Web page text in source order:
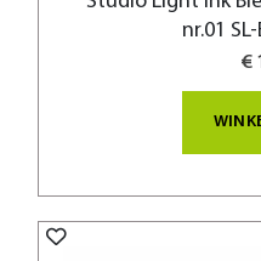
nr.01 SL-
€